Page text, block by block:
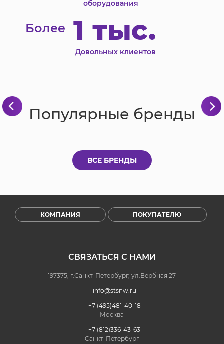
оборудования
Более 1 тыс.
Довольных клиентов
Популярные бренды
ВСЕ БРЕНДЫ
КОМПАНИЯ ПОКУПАТЕЛЮ
СВЯЗАТЬСЯ С НАМИ
197375, г.Санкт-Петербург, ул.Вербная 27
info@stsnw.ru
Москва
+7 (495)481-40-18
Санкт-Петербург
+7 (812)336-43-63